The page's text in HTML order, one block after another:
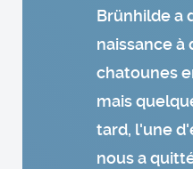
Brünhilde a
naissance à
chatounes
mais
tard, l'une
nous a